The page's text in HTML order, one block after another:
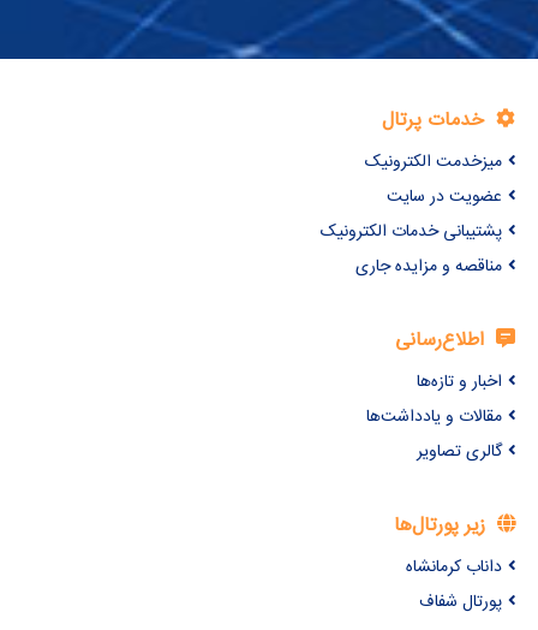
خدمات پرتال
میزخدمت الکترونیک
عضویت در سایت
پشتیبانی خدمات الکترونیک
مناقصه و مزایده جاری
اطلاع‌رسانی
اخبار و تازه‌ها
مقالات و یادداشت‌ها
گالری تصاویر
زیر پورتال‌ها
داناب کرمانشاه
پورتال شفاف